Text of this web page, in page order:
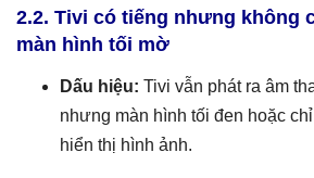
2.2. Tivi có tiếng nhưng không
màn hình tối mờ
Dấu hiệu: Tivi vẫn phát ra âm
nhưng màn hình tối đen hoặc
hiển thị hình ảnh.